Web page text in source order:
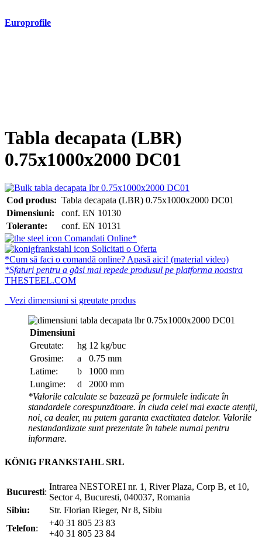
Europrofile
Tabla decapata (LBR)
0.75x1000x2000 DC01
Cod produs: Tabla decapata (LBR) 0.75x1000x2000 DC01
Dimensiuni:
conf. EN 10130
Tolerante:
conf. EN 10131
Comandati Online*
Solicitati o Oferta
*Cum să faci o comandă online? Apasă aici! (material video)
*Sfaturi pentru a găsi mai repede produsul pe platforma noastra
THESTEEL.COM
Vezi dimensiuni si greutate produs
Dimensiuni
Greutate:
hg 12 kg/buc
Grosime:
a
0.75 mm
Latime:
b
1000 mm
Lungime:
d
2000 mm
*Valorile calculate se bazează pe formulele indicate în
standardele corespunzătoare. În ciuda celei mai exacte atenții,
noi, ca dealer, nu putem garanta exactitatea datelor. Valorile
nestandardizate sunt prezentate în tabele numai pentru
informare.
KÖNIG FRANKSTAHL SRL
Bucuresti:
Intrarea NESTOREI nr. 1, River Plaza, Corp B, et 10,
Sector 4, Bucuresti, 040037, Romania
Sibiu:
Str. Florian Rieger, Nr 8, Sibiu
Telefon:
+40 31 805 23 83
+40 31 805 23 84